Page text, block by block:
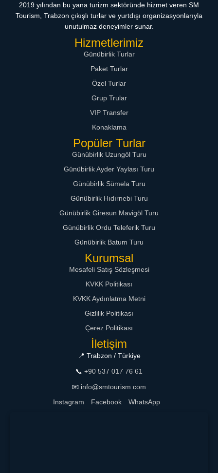
2019 yılından bu yana turizm sektöründe hizmet veren SM
Tourism, Trabzon çıkışlı turlar ve yurtdışı organizasyonlarıyla
unutulmaz deneyimler sunar.
Hizmetlerimiz
Günübirlik Turlar
Paket Turlar
Özel Turlar
Grup Trular
VIP Transfer
Konaklama
Popüler Turlar
Günübirlik Uzungöl Turu
Günübirlik Ayder Yaylası Turu
Günübirlik Sümela Turu
Günübirlik Hıdırnebi Turu
Günübirlik Giresun Mavigöl Turu
Günübirlik Ordu Teleferik Turu
Günübirlik Batum Turu
Kurumsal
Mesafeli Satış Sözleşmesi
KVKK Politikası
KVKK Aydınlatma Metni
Gizlilik Politikası
Çerez Politikası
İletişim
📍 Trabzon / Türkiye
📞 +90 537 017 76 61
📧 info@smtourism.com
Instagram
Facebook WhatsApp